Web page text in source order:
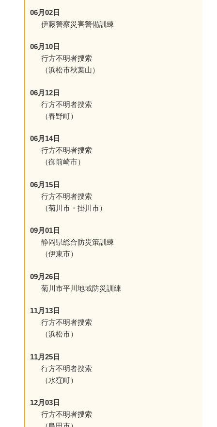
06月02日
伊藤警察災害警備訓練
06月10日
行方不明者捜索
（浜松市秋葉山）
06月12日
行方不明者捜索
（春野町）
06月14日
行方不明者捜索
（御前崎市）
06月15日
行方不明者捜索
（菊川市・掛川市）
09月01日
静岡県総合防災策訓練
（伊東市）
09月26日
菊川市平川地域防災訓練
11月13日
行方不明者捜索
（浜松市）
11月25日
行方不明者捜索
（水窪町）
12月03日
行方不明者捜索